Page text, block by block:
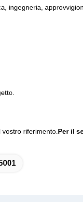
ingegneria,
riferimento. Per il